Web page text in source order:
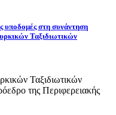
υποδομές στη συνάντηση
Ταξιδιωτικών
Ταξιδιωτικών
της Περιφερειακής